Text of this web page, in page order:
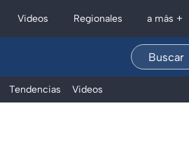
Videos Regionales a más +
Tendencias Videos